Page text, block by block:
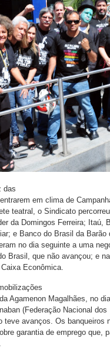
das
em clima de
teatral, o Sindicato
da Domingos Ferreira; Itaú,
e Banco do Brasil da Barão
no dia seguinte a uma
Brasil, que não avançou; e
Econômica.
Agamenon Magalhães, no
(Federação Nacional
teve avanços. Os banqueiros
garantia de emprego que,